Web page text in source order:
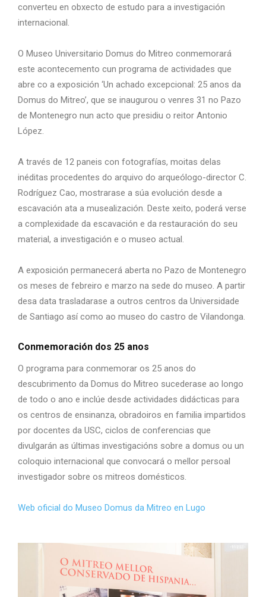
converteu en obxecto de estudo para a investigación
internacional.
O Museo Universitario Domus do Mitreo conmemorará
este acontecemento cun programa de actividades que
abre co a exposición ‘Un achado excepcional: 25 anos da
Domus do Mitreo’, que se inaugurou o venres 31 no Pazo
de Montenegro nun acto que presidiu o reitor Antonio
López.
A través de 12 paneis con fotografías, moitas delas
inéditas procedentes do arquivo do arqueólogo-director C.
Rodríguez Cao, mostrarase a súa evolución desde a
escavación ata a musealización. Deste xeito, poderá verse
a complexidade da escavación e da restauración do seu
material, a investigación e o museo actual.
A exposición permanecerá aberta no Pazo de Montenegro
os meses de febreiro e marzo na sede do museo. A partir
desa data trasladarase a outros centros da Universidade
de Santiago así como ao museo do castro de Vilandonga.
Conmemoración dos 25 anos
O programa para conmemorar os 25 anos do
descubrimento da Domus do Mitreo sucederase ao longo
de todo o ano e inclúe desde actividades didácticas para
os centros de ensinanza, obradoiros en familia impartidos
por docentes da USC, ciclos de conferencias que
divulgarán as últimas investigacións sobre a domus ou un
coloquio internacional que convocará o mellor persoal
investigador sobre os mitreos domésticos.
Web oficial do Museo Domus da Mitreo en Lugo